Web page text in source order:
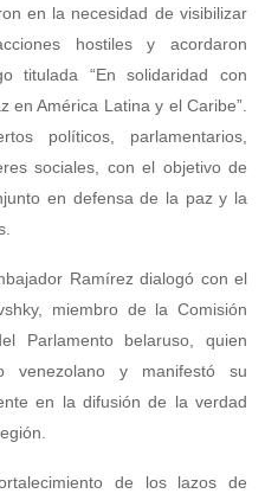
en la necesidad de visibilizar
hostiles y acordaron
titulada “En solidaridad con
en América Latina y el Caribe”.
políticos, parlamentarios,
sociales, con el objetivo de
en defensa de la paz y la
Ramírez dialogó con el
miembro de la Comisión
Parlamento belaruso, quien
venezolano y manifestó su
en la difusión de la verdad
de los lazos de